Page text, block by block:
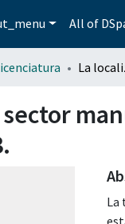
All of
La